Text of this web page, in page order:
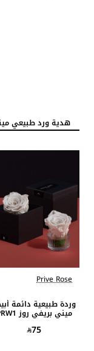
هدية ورد طبيعي
الافضل مبيعاًPrive Rose
وردة طبيعية دائمة
ميني بريفي روز PRW1
75